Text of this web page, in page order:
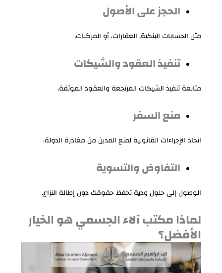
الحجز على الأصول
مثل الحسابات البنكية، العقارات، أو المركبات.
تنفيذ العقود والشيكات
متابعة تنفيذ الشيكات المرتجعة والعقود الموثقة.
منع السفر
اتخاذ الإجراءات القانونية لمنع المدين من مغادرة الدولة.
التفاوض والتسوية
الوصول إلى حلول ودية تحفظ حقوقك دون إطالة النزاع.
لماذا مكتب آلاء الجسمي هو الخيار
الأفضل؟